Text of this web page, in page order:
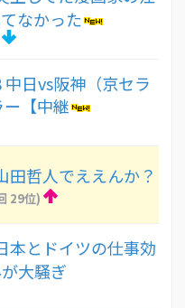
なかった
中日vs阪神（京セラ
【中継
田哲人でええんか？
29位)
本とドイツの仕事効
大騒ぎ